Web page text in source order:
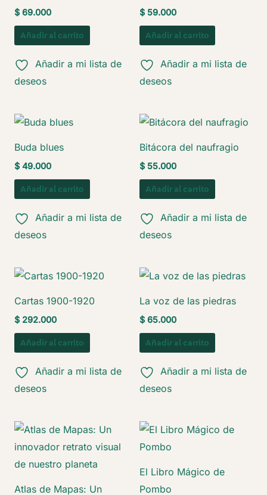
$ 69.000
Añadir al carrito
Añadir a mi lista de
deseos
$ 59.000
Añadir al carrito
Añadir a mi lista de
deseos
Buda blues
$ 49.000
Añadir al carrito
Añadir a mi lista de
deseos
Bitácora del naufragio
$ 55.000
Añadir al carrito
Añadir a mi lista de
deseos
Cartas 1900-1920
$ 292.000
Añadir al carrito
Añadir a mi lista de
deseos
La voz de las piedras
$ 65.000
Añadir al carrito
Añadir a mi lista de
deseos
Atlas de Mapas: Un
El Libro Mágico de
Pombo